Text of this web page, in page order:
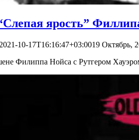
ярость”
2021-10-17T16:16:47+03:0019 Октябрь,
Филиппа Нойса с Рутгером